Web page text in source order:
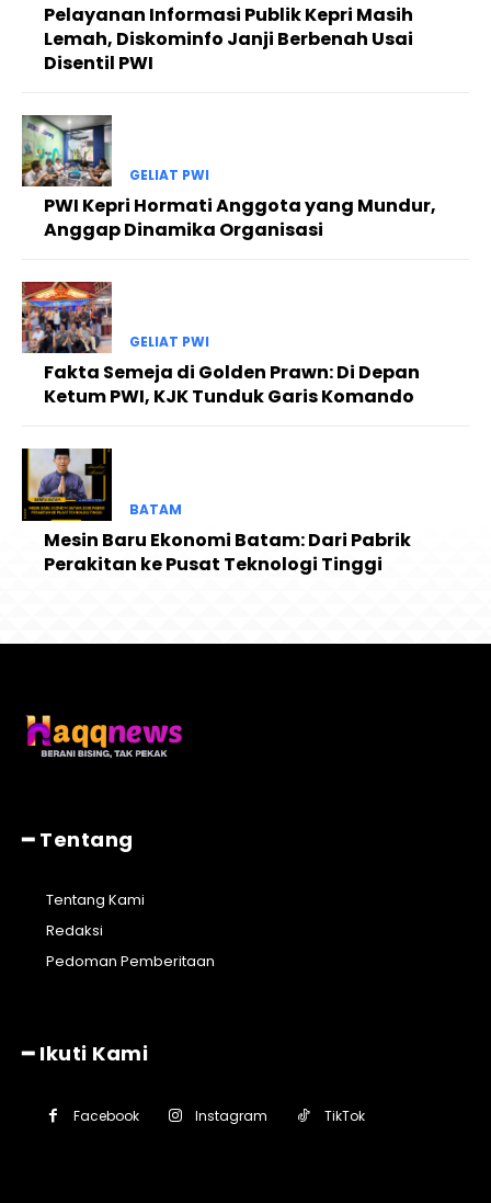
Pelayanan Informasi Publik Kepri Masih
Lemah, Diskominfo Janji Berbenah Usai
Disentil PWI
GELIAT PWI
PWI Kepri Hormati Anggota yang Mundur,
Anggap Dinamika Organisasi
GELIAT PWI
Fakta Semeja di Golden Prawn: Di Depan
Ketum PWI, KJK Tunduk Garis Komando
BATAM
Mesin Baru Ekonomi Batam: Dari Pabrik
Perakitan ke Pusat Teknologi Tinggi
━ Tentang
Tentang Kami
Redaksi
Pedoman Pemberitaan
━ Ikuti Kami
Facebook Instagram TikTok